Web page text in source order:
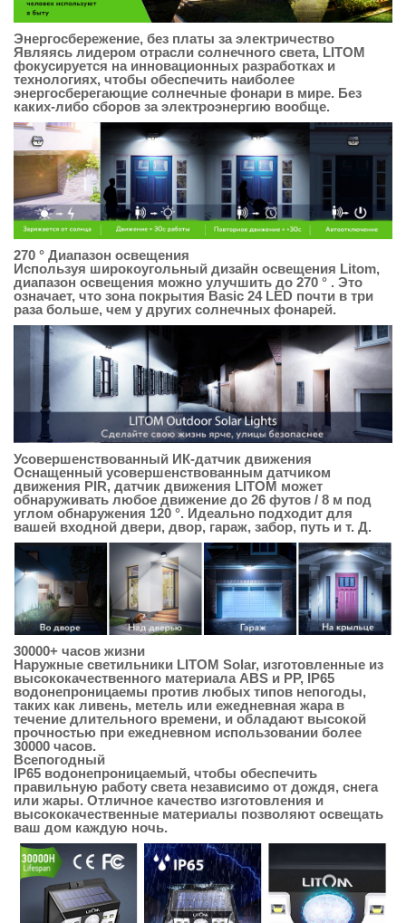
Энергосбережение, без платы за электричество
Являясь лидером отрасли солнечного света, LITOM
фокусируется на инновационных разработках и
технологиях, чтобы обеспечить наиболее
энергосберегающие солнечные фонари в мире. Без
каких-либо сборов за электроэнергию вообще.
270 ° Диапазон освещения
Используя широкоугольный дизайн освещения Litom,
диапазон освещения можно улучшить до 270 ° . Это
означает, что зона покрытия Basic 24 LED почти в три
раза больше, чем у других солнечных фонарей.
Усовершенствованный ИК-датчик движения
Оснащенный усовершенствованным датчиком
движения PIR, датчик движения LITOM может
обнаруживать любое движение до 26 футов / 8 м под
углом обнаружения 120 °. Идеально подходит для
вашей входной двери, двор, гараж, забор, путь и т. Д.
30000+ часов жизни
Наружные светильники LITOM Solar, изготовленные из
высококачественного материала ABS и PP, IP65
водонепроницаемы против любых типов непогоды,
таких как ливень, метель или ежедневная жара в
течение длительного времени, и обладают высокой
прочностью при ежедневном использовании более
30000 часов.
Всепогодный
IP65 водонепроницаемый, чтобы обеспечить
правильную работу света независимо от дождя, снега
или жары. Отличное качество изготовления и
высококачественные материалы позволяют освещать
ваш дом каждую ночь.